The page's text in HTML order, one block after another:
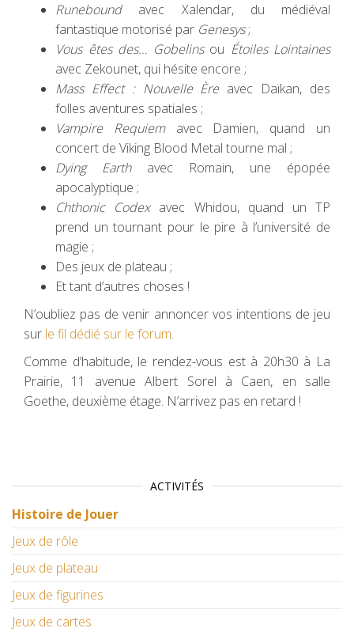
Runeboundavec Xalendar, du médiéval
fantastique motorisé par Genesys;
Vous êtes des… Gobelinsou Étoiles Lointaines
avec Zekounet, qui hésite encore ;
Mass Effect : Nouvelle Èreavec Daïkan, des
folles aventures spatiales ;
Vampire Requiemavec Damien, quand un
concert de Viking Blood Metal tourne mal ;
Dying Earthavec Romain, une épopée
apocalyptique ;
Chthonic Codexavec Whidou, quand un TP
prend un tournant pour le pire à l’université de
magie ;
Des jeux de plateau ;
Et tant d’autres choses !
N’oubliez pas de venir annoncer vos intentions de jeu
sur le fil dédié sur le forum.
Comme d’habitude, le rendez-vous est à 20h30 à La
Prairie, 11 avenue Albert Sorel à Caen, en salle
Goethe, deuxième étage. N’arrivez pas en retard !
ACTIVITÉS
Histoire de Jouer
Jeux de rôle
Jeux de plateau
Jeux de figurines
Jeux de cartes